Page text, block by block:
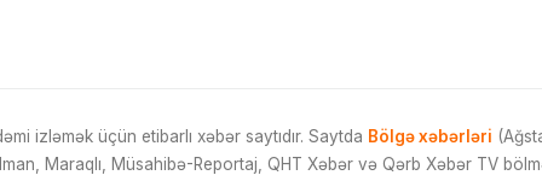
izləmək üçün etibarlı xəbər saytıdır. Saytda Bölgə xəbərləri
Maraqlı, Müsahibə-Reportaj, QHT Xəbər və Qərb Xəbər TV